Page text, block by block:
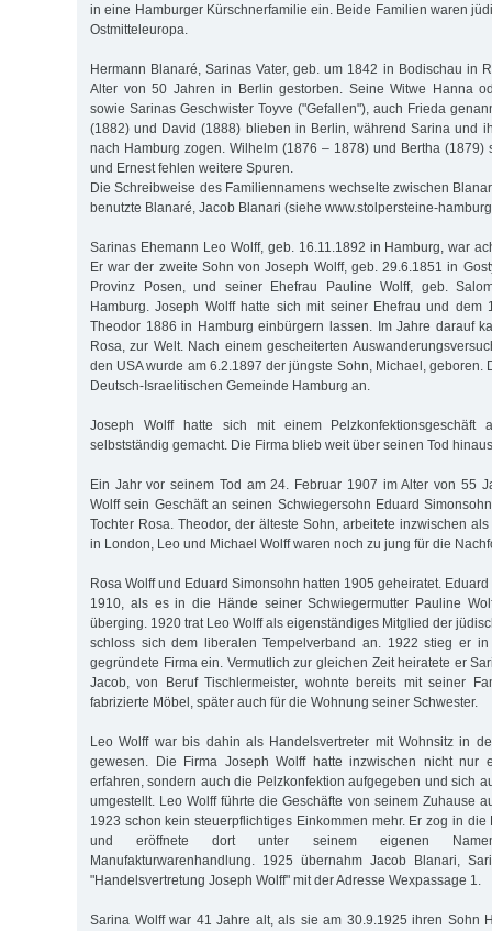
in eine Hamburger Kürschnerfamilie ein. Beide Familien waren
Ostmitteleuropa.
Hermann Blanaré, Sarinas Vater, geb. um 1842 in Bodischau in
Alter von 50 Jahren in Berlin gestorben. Seine Witwe Hanna
sowie Sarinas Geschwister Toyve ("Gefallen"), auch Frieda
(1882) und David (1888) blieben in Berlin, während Sarina und
nach Hamburg zogen. Wilhelm (1876 – 1878) und Bertha (1879)
und Ernest fehlen weitere Spuren.
Die Schreibweise des Familiennamens wechselte zwischen
benutzte Blanaré, Jacob Blanari (siehe www.stolpersteine-
Sarinas Ehemann Leo Wolff, geb. 16.11.1892 in Hamburg, war
Er war der zweite Sohn von Joseph Wolff, geb. 29.6.1851 in
Provinz Posen, und seiner Ehefrau Pauline Wolff, geb.
Hamburg. Joseph Wolff hatte sich mit seiner Ehefrau und dem
Theodor 1886 in Hamburg einbürgern lassen. Im Jahre darauf
Rosa, zur Welt. Nach einem gescheiterten
den USA wurde am 6.2.1897 der jüngste Sohn, Michael, geboren.
Deutsch-Israelitischen Gemeinde Hamburg an.
Joseph Wolff hatte sich mit einem Pelzkonfektionsgeschäft
selbstständig gemacht. Die Firma blieb weit über seinen Tod
Ein Jahr vor seinem Tod am 24. Februar 1907 im Alter von 55
Wolff sein Geschäft an seinen Schwiegersohn Eduard
Tochter Rosa. Theodor, der älteste Sohn, arbeitete inzwischen
in London, Leo und Michael Wolff waren noch zu jung für die
Rosa Wolff und Eduard Simonsohn hatten 1905 geheiratet.
1910, als es in die Hände seiner Schwiegermutter Pauline
überging. 1920 trat Leo Wolff als eigenständiges Mitglied der
schloss sich dem liberalen Tempelverband an. 1922 stieg er
gegründete Firma ein. Vermutlich zur gleichen Zeit heiratete er
Jacob, von Beruf Tischlermeister, wohnte bereits mit seiner
fabrizierte Möbel, später auch für die Wohnung seiner Schwester.
Leo Wolff war bis dahin als Handelsvertreter mit Wohnsitz in
gewesen. Die Firma Joseph Wolff hatte inzwischen nicht nur
erfahren, sondern auch die Pelzkonfektion aufgegeben und sich
umgestellt. Leo Wolff führte die Geschäfte von seinem Zuhause
1923 schon kein steuerpflichtiges Einkommen mehr. Er zog in die
und eröffnete dort unter seinem eigenen
Manufakturwarenhandlung. 1925 übernahm Jacob Blanari,
"Handelsvertretung Joseph Wolff" mit der Adresse Wexpassage 1.
Sarina Wolff war 41 Jahre alt, als sie am 30.9.1925 ihren Sohn